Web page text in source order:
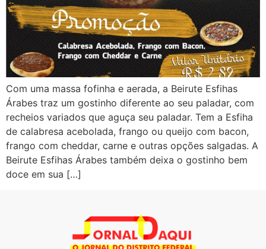
Com uma massa fofinha e aerada, a Beirute Esfihas
Árabes traz um gostinho diferente ao seu paladar, com
recheios variados que aguça seu paladar. Tem a Esfiha
de calabresa acebolada, frango ou queijo com bacon,
frango com cheddar, carne e outras opções salgadas. A
Beirute Esfihas Árabes também deixa o gostinho bem
doce em sua […]